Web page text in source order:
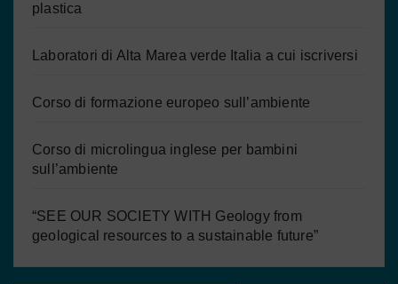
plastica
Laboratori di Alta Marea verde Italia a cui iscriversi
Corso di formazione europeo sull’ambiente
Corso di microlingua inglese per bambini
sull’ambiente
“SEE OUR SOCIETY WITH Geology from
geological resources to a sustainable future”